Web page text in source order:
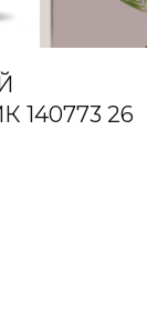
140773 26